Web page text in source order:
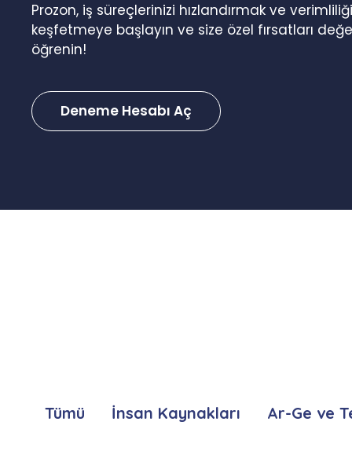
Prozon, iş süreçlerinizi hızlandırmak ve
keşfetmeye başlayın ve size özel fırsatları
öğrenin!
Deneme Hesabı Aç
Tümü İnsan Kaynakları Ar-Ge ve